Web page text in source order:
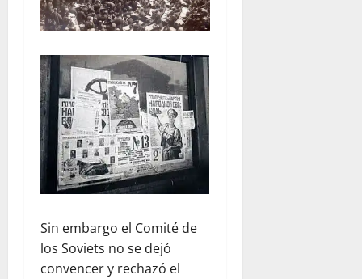
Sin embargo el Comité de
los Soviets no se dejó
convencer y rechazó el